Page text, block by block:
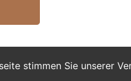
stimmen Sie unserer